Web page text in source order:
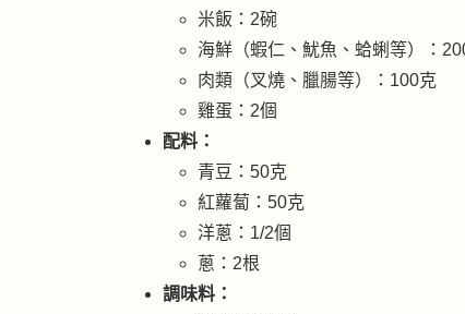
米飯：2碗
海鮮（蝦仁、魷魚、蛤蜊等）：
肉類（叉燒、臘腸等）：100克
雞蛋：2個
配料：
青豆：50克
紅蘿蔔：50克
洋蔥：1/2個
蔥：2根
調味料：